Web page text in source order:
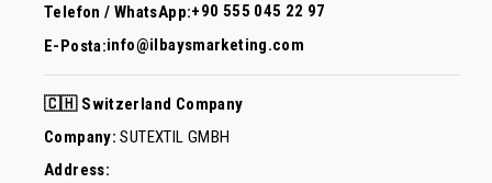
Telefon / WhatsApp:+90 555 045 22 97
E-Posta:info@ilbaysmarketing.com
🇨🇭 Switzerland Company
Company: SUTEXTIL GMBH
Address: